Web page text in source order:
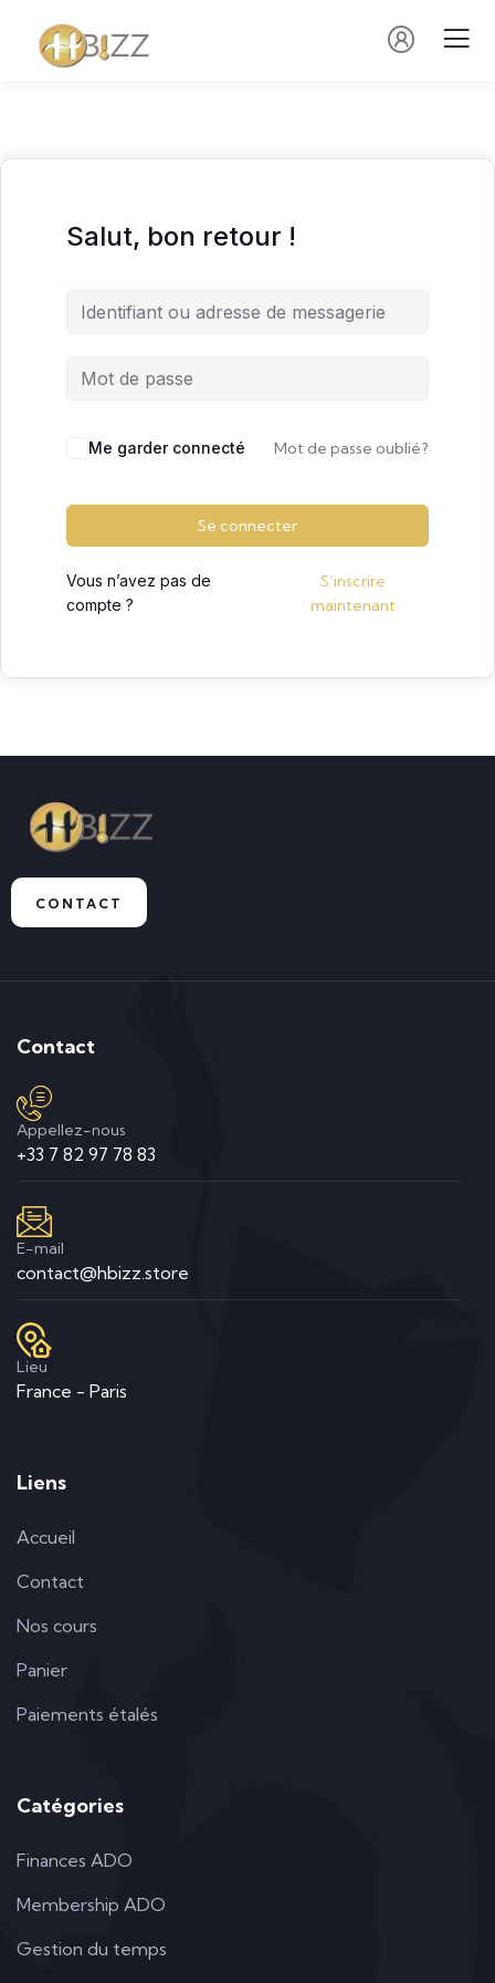
Salut, bon retour !
Me garder connecté Mot de passe oublié?
Se connecter
Vous n’avez pas de
compte ?
S’inscrire
maintenant
CONTACT
Contact
Appellez-nous
+33 7 82 97 78 83
E-mail
contact@hbizz.store
Lieu
France - Paris
Liens
Accueil
Contact
Nos cours
Panier
Paiements étalés
Catégories
Finances ADO
Membership ADO
Gestion du temps